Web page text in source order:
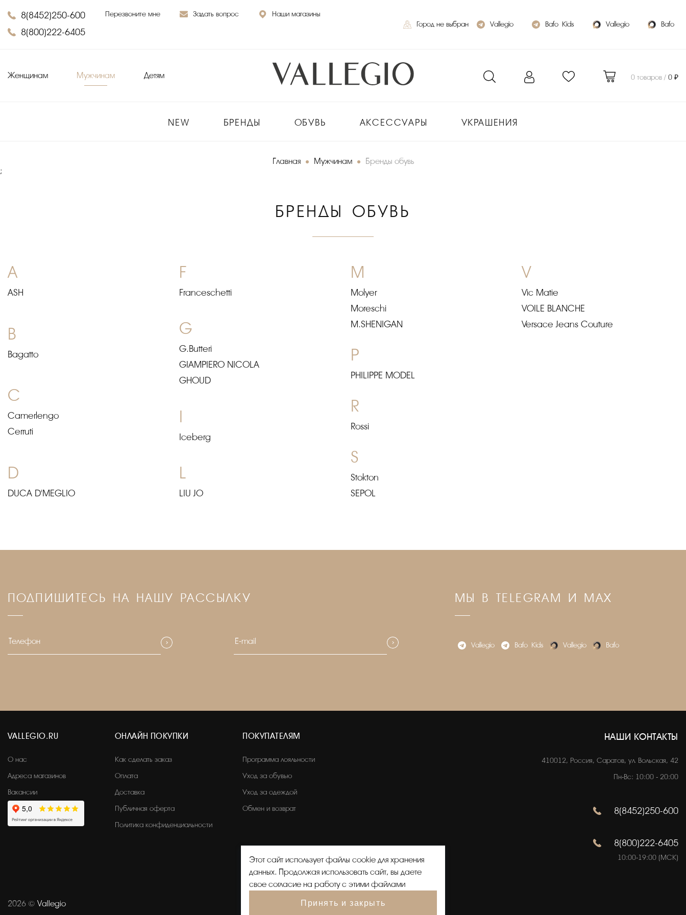
8(8452)250-600
8(800)222-6405
Перезвоните мне Задать вопрос
Наши магазины
Город не выбран
Vallegio Bafo_Kids Vallegio Bafo
Женщинам Мужчинам Детям 0 товаров /0 ₽
NEW БРЕНДЫ ОБУВЬ АКСЕССУАРЫ УКРАШЕНИЯ
Главная Мужчинам
Бренды обувь
;
БРЕНДЫ ОБУВЬ
A
ASH
B
Bagatto
C
Camerlengo
Cerruti
D
DUCA D'MEGLIO
F
Franceschetti
G
G.Butteri
GIAMPIERO NICOLA
GHOUD
I
Iceberg
L
LIU JO
M
Molyer
Moreschi
M.SHENIGAN
P
PHILIPPE MODEL
R
Rossi
S
Stokton
SEPOL
V
Vic Matie
VOILE BLANCHE
Versace Jeans Couture
ПОДПИШИТЕСЬ НА НАШУ РАССЫЛКУ МЫ В TELEGRAM И MAX
Vallegio Bafo_Kids Vallegio Bafo
VALLEGIO.RU
О нас
Адреса магазинов
Вакансии
ОНЛАЙН ПОКУПКИ
Как сделать заказ
Оплата
Доставка
Публичная оферта
Политика конфиденциальности
ПОКУПАТЕЛЯМ
Программа лояльности
Уход за обувью
Уход за одеждой
Обмен и возврат
НАШИ КОНТАКТЫ
410012, Россия, Саратов, ул. Вольская, 42
Пн-Вс: 10:00 - 20:00
8(8452)250-600
8(800)222-6405
10:00-19:00 (МСК)
2026 © Vallegio
Этот сайт использует файлы cookie для хранения
данных. Продолжая использовать сайт, вы даете
свое согласие на работу с этими файлами
Принять и закрыть